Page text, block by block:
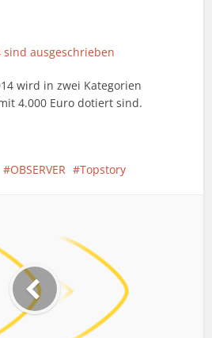
sind ausgeschrieben
wird in zwei Kategorien
4.000 Euro dotiert sind.
OBSERVER Topstory